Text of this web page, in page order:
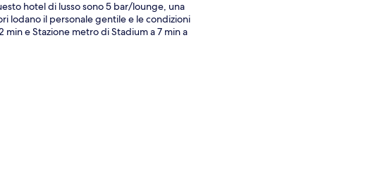
20 ristoranti; aperti a pranzo e a cena
hotel di lusso sono 5 bar/lounge, una
lodano il personale gentile e le condizioni
e Stazione metro di Stadium a 7 min a